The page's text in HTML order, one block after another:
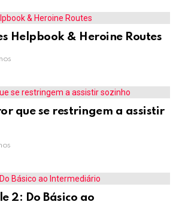
Helpbook & Heroine Routes
que se restringem a assistir
2: Do Básico ao